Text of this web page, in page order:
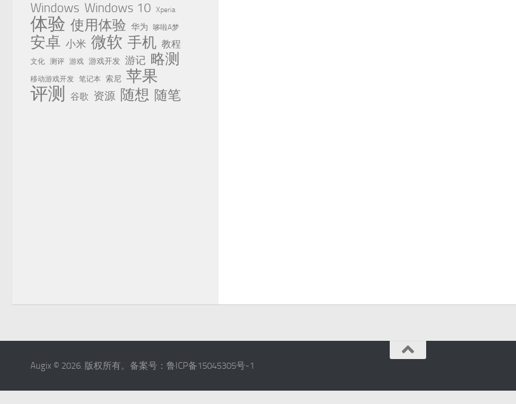
Windows Windows 10 Xperia
体验 使用体验 华为 哆啦A梦
安卓 小米 微软 手机 教程
文化 测评 游戏 游戏开发 游记 略测
移动游戏开发 笔记本 索尼 苹果
评测 谷歌 资源 随想 随笔
Augix © 2026. 版权所有。备案号：鲁ICP备15045305号-1